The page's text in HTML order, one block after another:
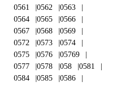
0561
0562
0563
0564
0565
0566
0567
0568
0569
0572
0573
0574
0575
0576
05769
0577
0578 058
0581
0584
0585
0586